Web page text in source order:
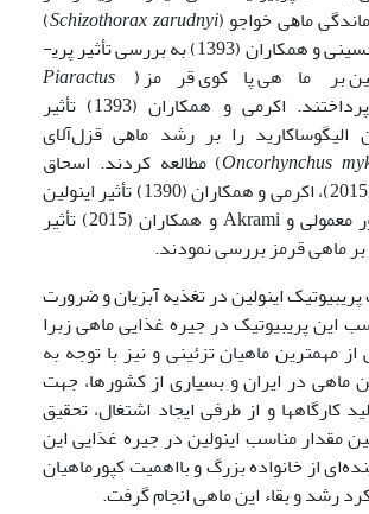
ﻣﺎﻫﯽ ﺧﻮاﺟﻮ (Schizothorax zarudnyi
)
مطالعه نمودند. حسینی و همکاران (1393) به بررسی تأثیر پری­
بر ماهی پاکوی قرمز ( Piaractus
) پرداختند. اکرمی و همکاران (1393) تأثیر
اﻟﯿﮕﻮﺳﺎﮐﺎرﯾﺪ را بر رشد ﻣﺎﻫﯽ قزل‌آلای
Oncorhynchus) مطالعه کردند. اسحاق
زاده و همکاران (2015)، اکرمی و همکاران (1390) تأثیر اینولین
بر لارو ماهی کپور معمولی و Akrami و همکاران (2015) تأثیر
بر ماهی قرمز بررسی نمودند.
اینولین در تغذیه آبزیان و ضرورت
این پری­بیوتیک در جیره غذایی ماهی زبرا
از مهمترین ماهیان تزئینی و نیز با توجه به
ماهی در ایران و بسیاری از کشورها، جهت
کارگاه­ها و از طرفی ایجاد اشتغال، تحقیق
مقدار مناسب اینولین در جیره غذایی این
از خانواده بزرگ و بااهمیت کپورماهیان
رشد و بقاء این ماهی انجام گرفت.